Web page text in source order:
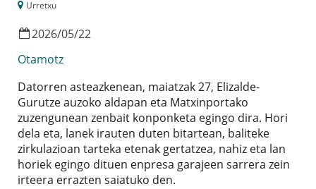
Urretxu
2026/05/22
Otamotz
Datorren asteazkenean, maiatzak 27, Elizalde-
Gurutze auzoko aldapan eta Matxinportako
zuzengunean zenbait konponketa egingo dira. Hori
dela eta, lanek irauten duten bitartean, baliteke
zirkulazioan tarteka etenak gertatzea, nahiz eta lan
horiek egingo dituen enpresa garajeen sarrera zein
irteera errazten saiatuko den.